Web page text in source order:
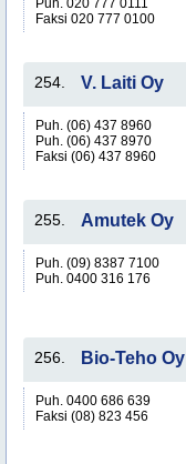
Puh. 020 777 0111
Faksi 020 777 0100
254. V. Laiti Oy
Puh. (06) 437 8960
Puh. (06) 437 8970
Faksi (06) 437 8960
255. Amutek Oy
Puh. (09) 8387 7100
Puh. 0400 316 176
256. Bio-Teho Oy
Puh. 0400 686 639
Faksi (08) 823 456